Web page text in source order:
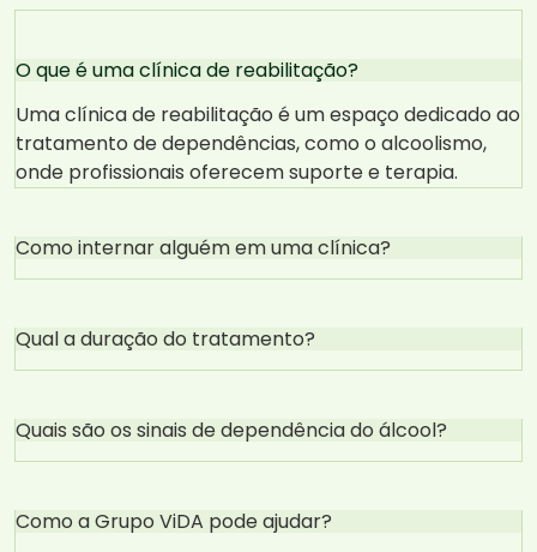
O que é uma clínica de reabilitação?
Uma clínica de reabilitação é um espaço dedicado ao
tratamento de dependências, como o alcoolismo,
onde profissionais oferecem suporte e terapia.
Como internar alguém em uma clínica?
Qual a duração do tratamento?
Quais são os sinais de dependência do álcool?
Como a Grupo ViDA pode ajudar?